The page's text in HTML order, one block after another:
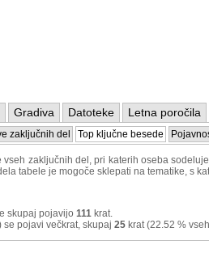
Gradiva Datoteke Letna poročila
zaključnih del Top ključne besede
zaključnih del, pri katerih oseba
tabele je mogoče sklepati na tematike, s
skupaj pojavijo 111 krat.
pojavi večkrat, skupaj 25 krat (22.52 %